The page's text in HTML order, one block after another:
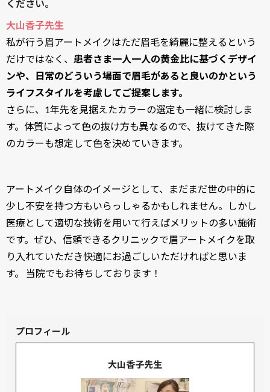
ください。
大山香子先生
私が行う眉アートメイクはただ眉毛を綺麗に整えるという
だけではなく、 患者さま一人一人の黄金比に基づくデザイ
ンや、日常のどういう場面で眉毛があると良いのかという
ライフスタイルを考慮してご提案します。
さらに、1年先を見据えたカラーの選定も一緒に検討しま
す。体質によって色の抜け方も異なるので、抜けてきた際
のカラーも想定して色を決めていきます。
アートメイク自体のイメージとして、まだまだ世の中的に
少し不安を持つ方もいらっしゃるかもしれません。しかし
医療として適切な技術を用いて行えばメリットの多い施術
です。ぜひ、信頼できるクリニックで眉アートメイクを取
り入れていただき快適にお過ごしいただければと思いま
す。 当院でもお待ちしております！
プロフィール
大山香子先生